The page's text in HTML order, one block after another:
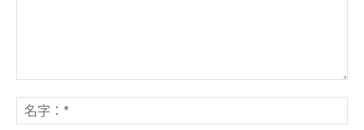
表
評
字